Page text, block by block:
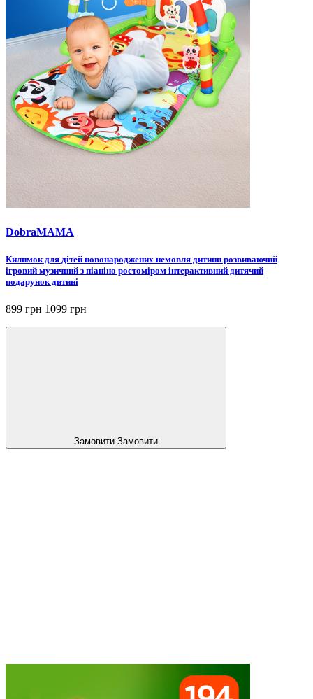
DobraMAMA
Килимок для дітей новонароджених немовля дитини розвиваючий
ігровий музичний з піаніно ростоміром інтерактивний дитячий
подарунок дитині
899 грн 1099 грн
Замовити Замовити